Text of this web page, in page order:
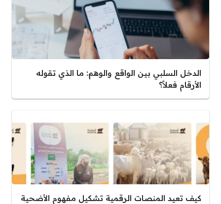
الدخل السلبي بين الواقع والوهم: ما الذي تقوله
الأرقام فعلاً؟
كيف تعيد المنصات الرقمية تشكيل مفهوم الأضحية